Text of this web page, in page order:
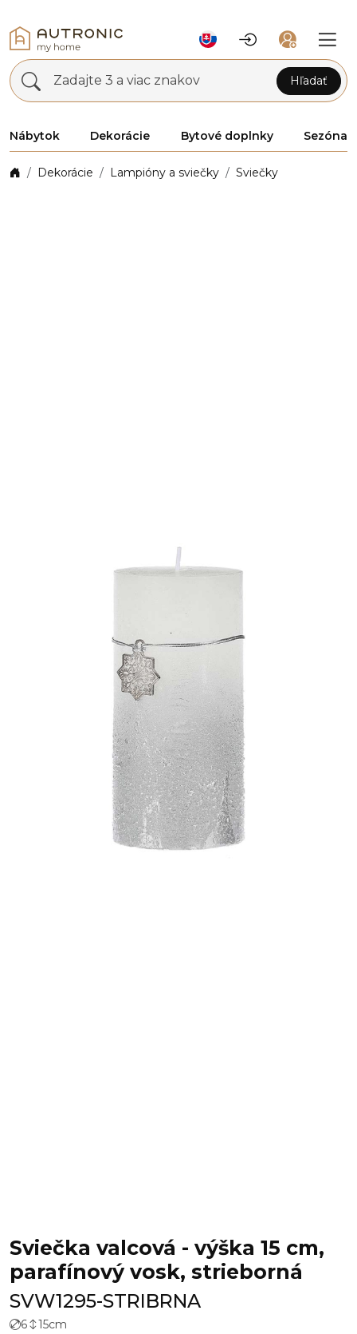
Zadajte 3 a viac znakov Hľadať
Nábytok Dekorácie Bytové doplnky Sezóna
Dekorácie Lampióny a sviečky Sviečky
Sviečka valcová - výška 15 cm,
parafínový vosk, strieborná
SVW1295-STRIBRNA
6 15cm